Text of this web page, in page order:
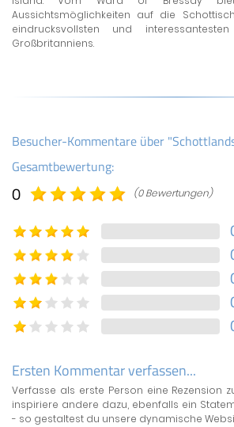
Aussichtsmöglichkeiten auf die
eindrucksvollsten und
Großbritanniens.
Besucher-Kommentare über
Gesamtbewertung:
0 (0 Bewertungen)
Ersten Kommentar verfassen...
Verfasse als erste Person eine Rezension
inspiriere andere dazu, ebenfalls ein
- so gestaltest du unsere dynamische